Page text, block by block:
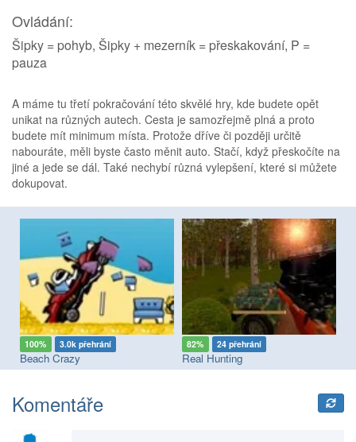
Ovládání:
Šipky = pohyb, Šipky + mezerník = přeskakování, P =
pauza
A máme tu třetí pokračování této skvělé hry, kde budete opět
unikat na různých autech. Cesta je samozřejmě plná a proto
budete mít minimum místa. Protože dříve či později určitě
nabouráte, měli byste často měnit auto. Stačí, když přeskočíte na
jiné a jede se dál. Také nechybí různá vylepšení, které si můžete
dokupovat.
100% 3.0k přehrání
Beach Crazy
82% 24 přehrání
Real Hunting
Komentáře